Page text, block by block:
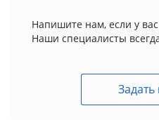
Напишите нам, если у
Наши специалисты